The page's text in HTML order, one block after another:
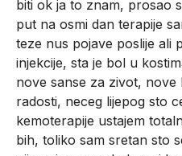
biti ok ja to znam, prosao
put na osmi dan terapije
teze nus pojave poslije ali
injekcije, sta je bol u
nove sanse za zivot, nove
radosti, neceg lijepog sto
kemoterapije ustajem
bih, toliko sam sretan sto